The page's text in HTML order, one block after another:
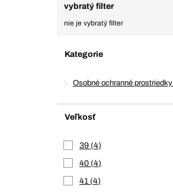
vybratý filter
nie je vybratý filter
Kategorie
Osobné ochranné prostriedky
Veľkosť
39 4
40 4
41 4